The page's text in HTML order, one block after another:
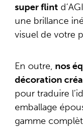
super flint
une brillance
visuel de votre
En outre, nos
décoration
pour traduire
emballage
gamme